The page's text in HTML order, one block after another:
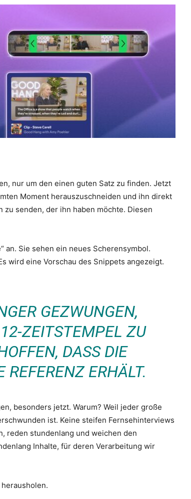
nur um den einen guten Satz zu finden. Jetzt
Moment herauszuschneiden und ihn direkt
senden, der ihn haben möchte. Diesen
an. Sie sehen ein neues Scherensymbol.
wird eine Vorschau des Snippets angezeigt.
GEZWUNGEN,
ZEITSTEMPEL ZU
DASS DIE
REFERENZ ERHÄLT.
besonders jetzt. Warum? Weil jeder große
ist. Keine steifen Fernsehinterviews
reden stundenlang und weichen den
Inhalte, für deren Verarbeitung wir